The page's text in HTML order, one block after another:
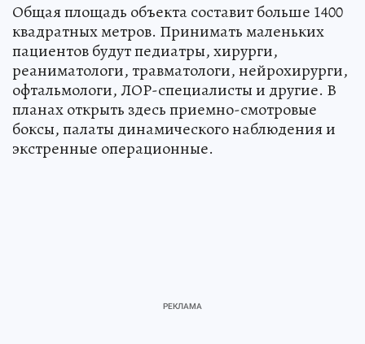
Общая площадь объекта составит больше 1400
квадратных метров. Принимать маленьких
пациентов будут педиатры, хирурги,
реаниматологи, травматологи, нейрохирурги,
офтальмологи, ЛОР-специалисты и другие. В
планах открыть здесь приемно-смотровые
боксы, палаты динамического наблюдения и
экстренные операционные.